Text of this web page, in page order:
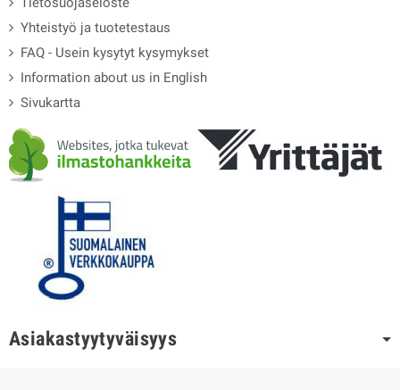
Yhteistyö ja tuotetestaus
FAQ - Usein kysytyt kysymykset
Information about us in English
Sivukartta
Asiakastyytyväisyys